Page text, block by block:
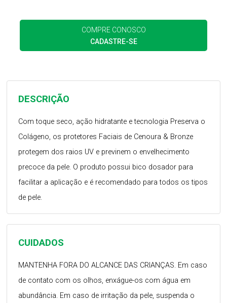
COMPRE CONOSCO
CADASTRE-SE
CUIDADOS
MANTENHA FORA DO ALCANCE DAS CRIANÇAS. Em caso
de contato com os olhos, enxágue-os com água em
abundância. Em caso de irritação da pele, suspenda o
DESCRIÇÃO
Com toque seco, ação hidratante e tecnologia Preserva o
Colágeno, os protetores Faciais de Cenoura & Bronze
protegem dos raios UV e previnem o envelhecimento
precoce da pele. O produto possui bico dosador para
facilitar a aplicação e é recomendado para todos os tipos
de pele.